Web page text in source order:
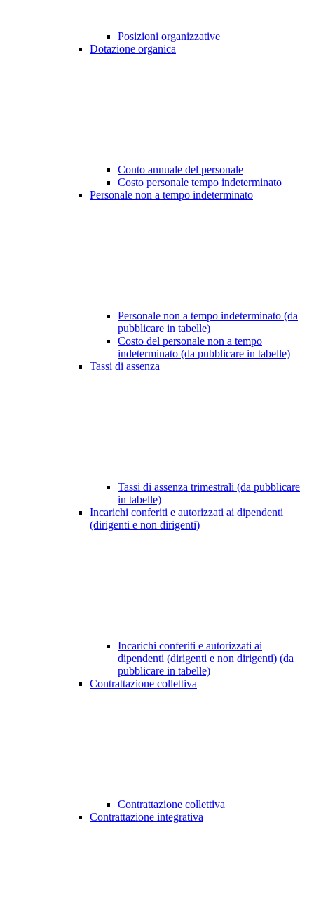
Posizioni organizzative
Dotazione organica
Conto annuale del personale
Costo personale tempo indeterminato
Personale non a tempo indeterminato
Personale non a tempo indeterminato (da
pubblicare in tabelle)
Costo del personale non a tempo
indeterminato (da pubblicare in tabelle)
Tassi di assenza
Tassi di assenza trimestrali (da pubblicare
in tabelle)
Incarichi conferiti e autorizzati ai dipendenti
(dirigenti e non dirigenti)
Incarichi conferiti e autorizzati ai
dipendenti (dirigenti e non dirigenti) (da
pubblicare in tabelle)
Contrattazione collettiva
Contrattazione collettiva
Contrattazione integrativa